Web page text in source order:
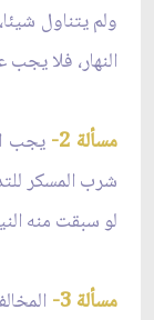
ولم يتناول
النهار، فلا
مسألة 2-
يجب
شرب المسكر
لو سبقت منه
مسألة 3-